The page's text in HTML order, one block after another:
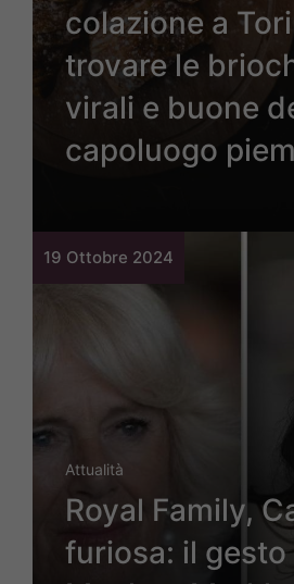
colazione a
trovare le
virali e buone
capoluogo
19 Ottobre 2024
Attualità
Royal Family,
furiosa: il gesto